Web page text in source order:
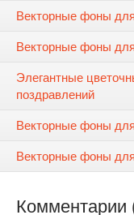
Векторные фоны
Векторные фоны
Элегантные
поздравлений
Векторные фоны
Векторные фоны
Комментарии